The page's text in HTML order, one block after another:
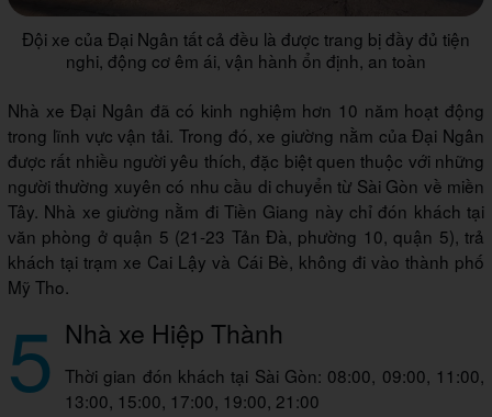
Đội xe của Đại Ngân tất cả đều là được trang bị đầy đủ tiện
nghi, động cơ êm ái, vận hành ổn định, an toàn
Nhà xe Đại Ngân đã có kinh nghiệm hơn 10 năm hoạt động
trong lĩnh vực vận tải. Trong đó, xe giường nằm của Đại Ngân
được rất nhiều người yêu thích, đặc biệt quen thuộc với những
người thường xuyên có nhu cầu di chuyển từ Sài Gòn về miền
Tây. Nhà xe giường nằm đi Tiền Giang này chỉ đón khách tại
văn phòng ở quận 5 (21-23 Tản Đà, phường 10, quận 5), trả
khách tại trạm xe Cai Lậy và Cái Bè, không đi vào thành phố
Mỹ Tho.
5 Nhà xe Hiệp Thành
Thời gian đón khách tại Sài Gòn: 08:00, 09:00, 11:00,
13:00, 15:00, 17:00, 19:00, 21:00